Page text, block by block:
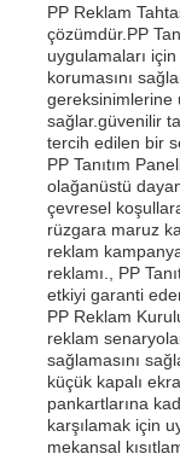
PP duvar
polipropilen
PP borular
Polypropilen
PP Reklam
çözümdür.PP
uygulamaları
korumasını
gereksinimlerine
sağlar.güvenilir
tercih edilen bir
PP Tanıtım
olağanüstü
çevresel
rüzgara maruz
reklam
reklamı., PP
etkiyi garanti
PP Reklam
reklam
sağlamasını
küçük kapalı
pankartlarına
karşılamak için
mekansal